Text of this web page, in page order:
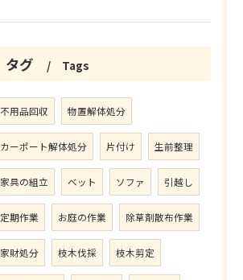
タグ Tags
不用品回収 物置解体処分
カーポート解体処分 片付け 生前整理
家具の組立 ベット ソファ 引越し
定期作業 お庭の作業 除草剤散布作業
家財処分 枝木伐採 枝木剪定